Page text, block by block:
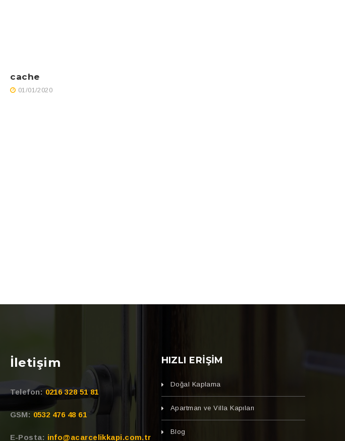
cache
01/01/2020
İletişim
Telefon: 0216 328 51 81
GSM: 0532 476 48 61
E-Posta: info@acarcelikkapi.com.tr
HIZLI ERIŞIM
Doğal Kaplama
Apartman ve Villa Kapıları
Blog